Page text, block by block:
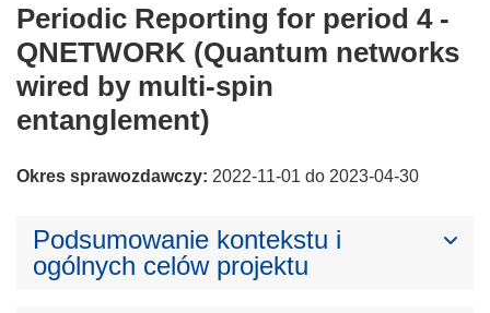
Periodic Reporting for period 4 -
QNETWORK (Quantum networks
wired by multi-spin
entanglement)
Okres sprawozdawczy: 2022-11-01 do 2023-04-30
Podsumowanie kontekstu i
ogólnych celów projektu